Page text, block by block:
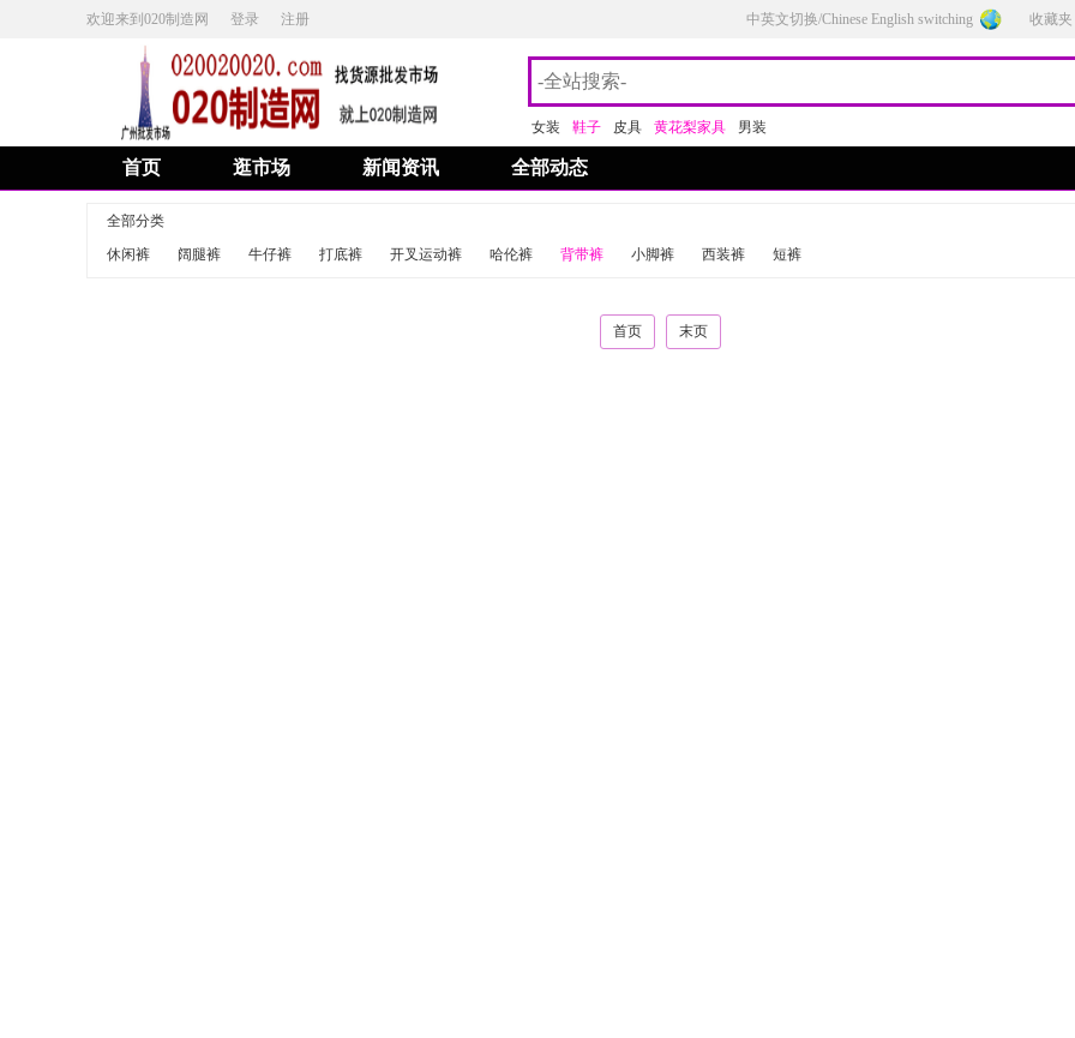
欢迎来到020制造网 登录 注册 中英文切换/Chinese English switching 收藏夹
女装 鞋子 皮具 黄花梨家具 男装
首页 逛市场 新闻资讯 全部动态
全部分类
休闲裤
阔腿裤 牛仔裤 打底裤 开叉运动裤 哈伦裤 背带裤 小脚裤 西装裤 短裤
首页 末页